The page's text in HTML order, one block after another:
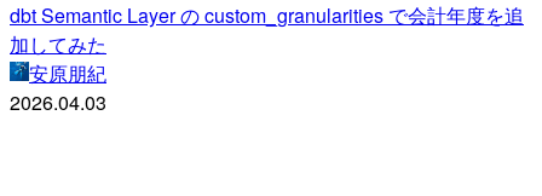
dbt Semantic Layer の custom_granularities で会計年度を追
加してみた
安原朋紀
2026.04.03